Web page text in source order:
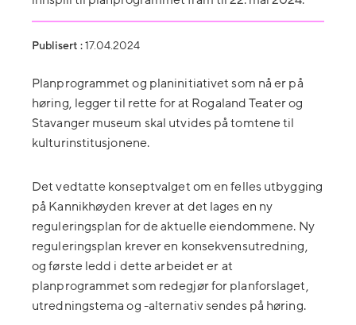
Publisert : 17.04.2024
Planprogrammet og planinitiativet som nå er på
høring, legger til rette for at Rogaland Teater og
Stavanger museum skal utvides på tomtene til
kulturinstitusjonene.
Det vedtatte konseptvalget om en felles utbygging
på Kannikhøyden krever at det lages en ny
reguleringsplan for de aktuelle eiendommene. Ny
reguleringsplan krever en konsekvensutredning,
og første ledd i dette arbeidet er at
planprogrammet som redegjør for planforslaget,
utredningstema og -alternativ sendes på høring.